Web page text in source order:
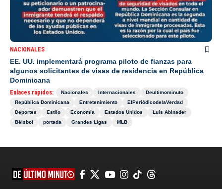
NACIONALES
EE. UU. implementará programa piloto de fianzas para
algunos solicitantes de visas de residencia en República
Dominicana
Enlaces rápidos: Nacionales Internacionales
Deultimominuto
República Dominicana
Entretenimiento
ElPeriódicodelaVerdad
Deportes
Estilo Economía Estados Unidos
Luis Abinader
Béisbol
portada Grandes Ligas MLB